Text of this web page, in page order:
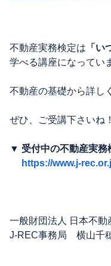
不動産実務検定は 「い
学べる講座になってい
不動産の基礎から詳し
ぜひ、ご受講下さいね！
▼ 受付中の不動産実務
https://www.j-
一般財団法人 日本不動
J-REC事務局 横山千